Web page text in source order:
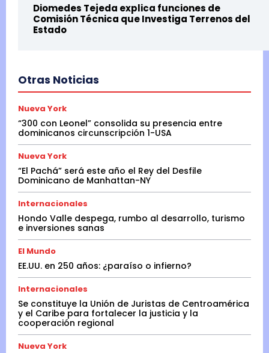
Diomedes Tejeda explica funciones de
Comisión Técnica que Investiga Terrenos del
Estado
Otras Noticias
Nueva York
“300 con Leonel” consolida su presencia entre
dominicanos circunscripción 1-USA
Nueva York
“El Pachá” será este año el Rey del Desfile
Dominicano de Manhattan-NY
Internacionales
Hondo Valle despega, rumbo al desarrollo, turismo
e inversiones sanas
El Mundo
EE.UU. en 250 años: ¿paraíso o infierno?
Internacionales
Se constituye la Unión de Juristas de Centroamérica
y el Caribe para fortalecer la justicia y la
cooperación regional
Nueva York